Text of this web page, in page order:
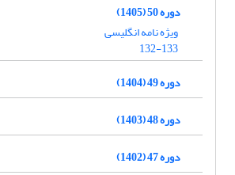
دوره 50 (1405)
ویژه نامه انگلیسی
132-133
دوره 49 (1404)
دوره 48 (1403)
دوره 47 (1402)